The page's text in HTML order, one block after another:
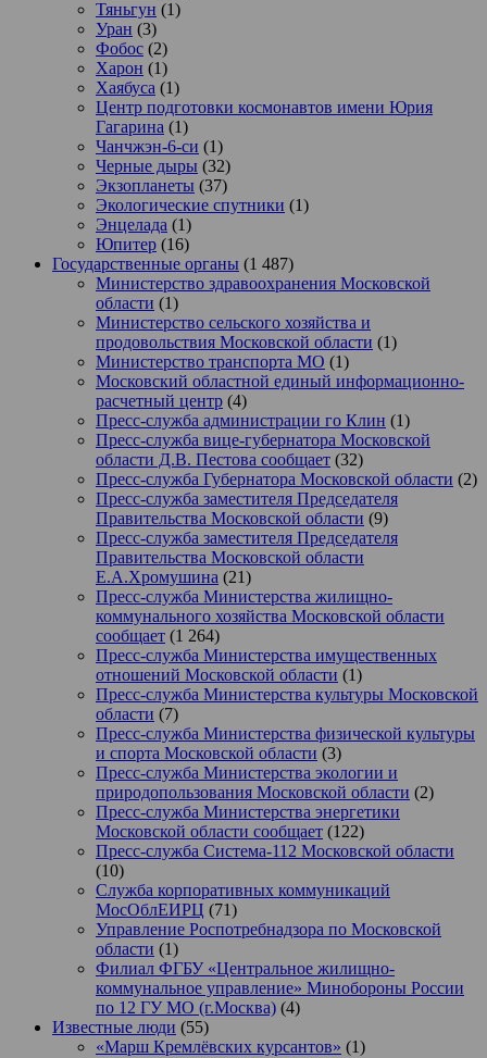
Тяньгун (1)
Уран (3)
Фобос (2)
Харон (1)
Хаябуса (1)
Центр подготовки космонавтов имени Юрия
Гагарина (1)
Чанчжэн-6-си (1)
Черные дыры (32)
Экзопланеты (37)
Экологические спутники (1)
Энцелада (1)
Юпитер (16)
Государственные органы (1 487)
Министерство здравоохранения Московской
области (1)
Министерство сельского хозяйства и
продовольствия Московской области (1)
Министерство транспорта МО (1)
Московский областной единый информационно-
расчетный центр (4)
Пресс-служба администрации го Клин (1)
Пресс-служба вице-губернатора Московской
области Д.В. Пестова сообщает (32)
Пресс-служба Губернатора Московской области (2)
Пресс-служба заместителя Председателя
Правительства Московской области (9)
Пресс-служба заместителя Председателя
Правительства Московской области
Е.А.Хромушина (21)
Пресс-служба Министерства жилищно-
коммунального хозяйства Московской области
сообщает (1 264)
Пресс-служба Министерства имущественных
отношений Московской области (1)
Пресс-служба Министерства культуры Московской
области (7)
Пресс-служба Министерства физической культуры
и спорта Московской области (3)
Пресс-служба Министерства экологии и
природопользования Московской области (2)
Пресс-служба Министерства энергетики
Московской области сообщает (122)
Пресс-служба Система-112 Московской области
(10)
Служба корпоративных коммуникаций
МосОблЕИРЦ (71)
Управление Роспотребнадзора по Московской
области (1)
Филиал ФГБУ «Центральное жилищно-
коммунальное управление» Минобороны России
по 12 ГУ МО (г.Москва) (4)
Известные люди (55)
«Марш Кремлёвских курсантов» (1)